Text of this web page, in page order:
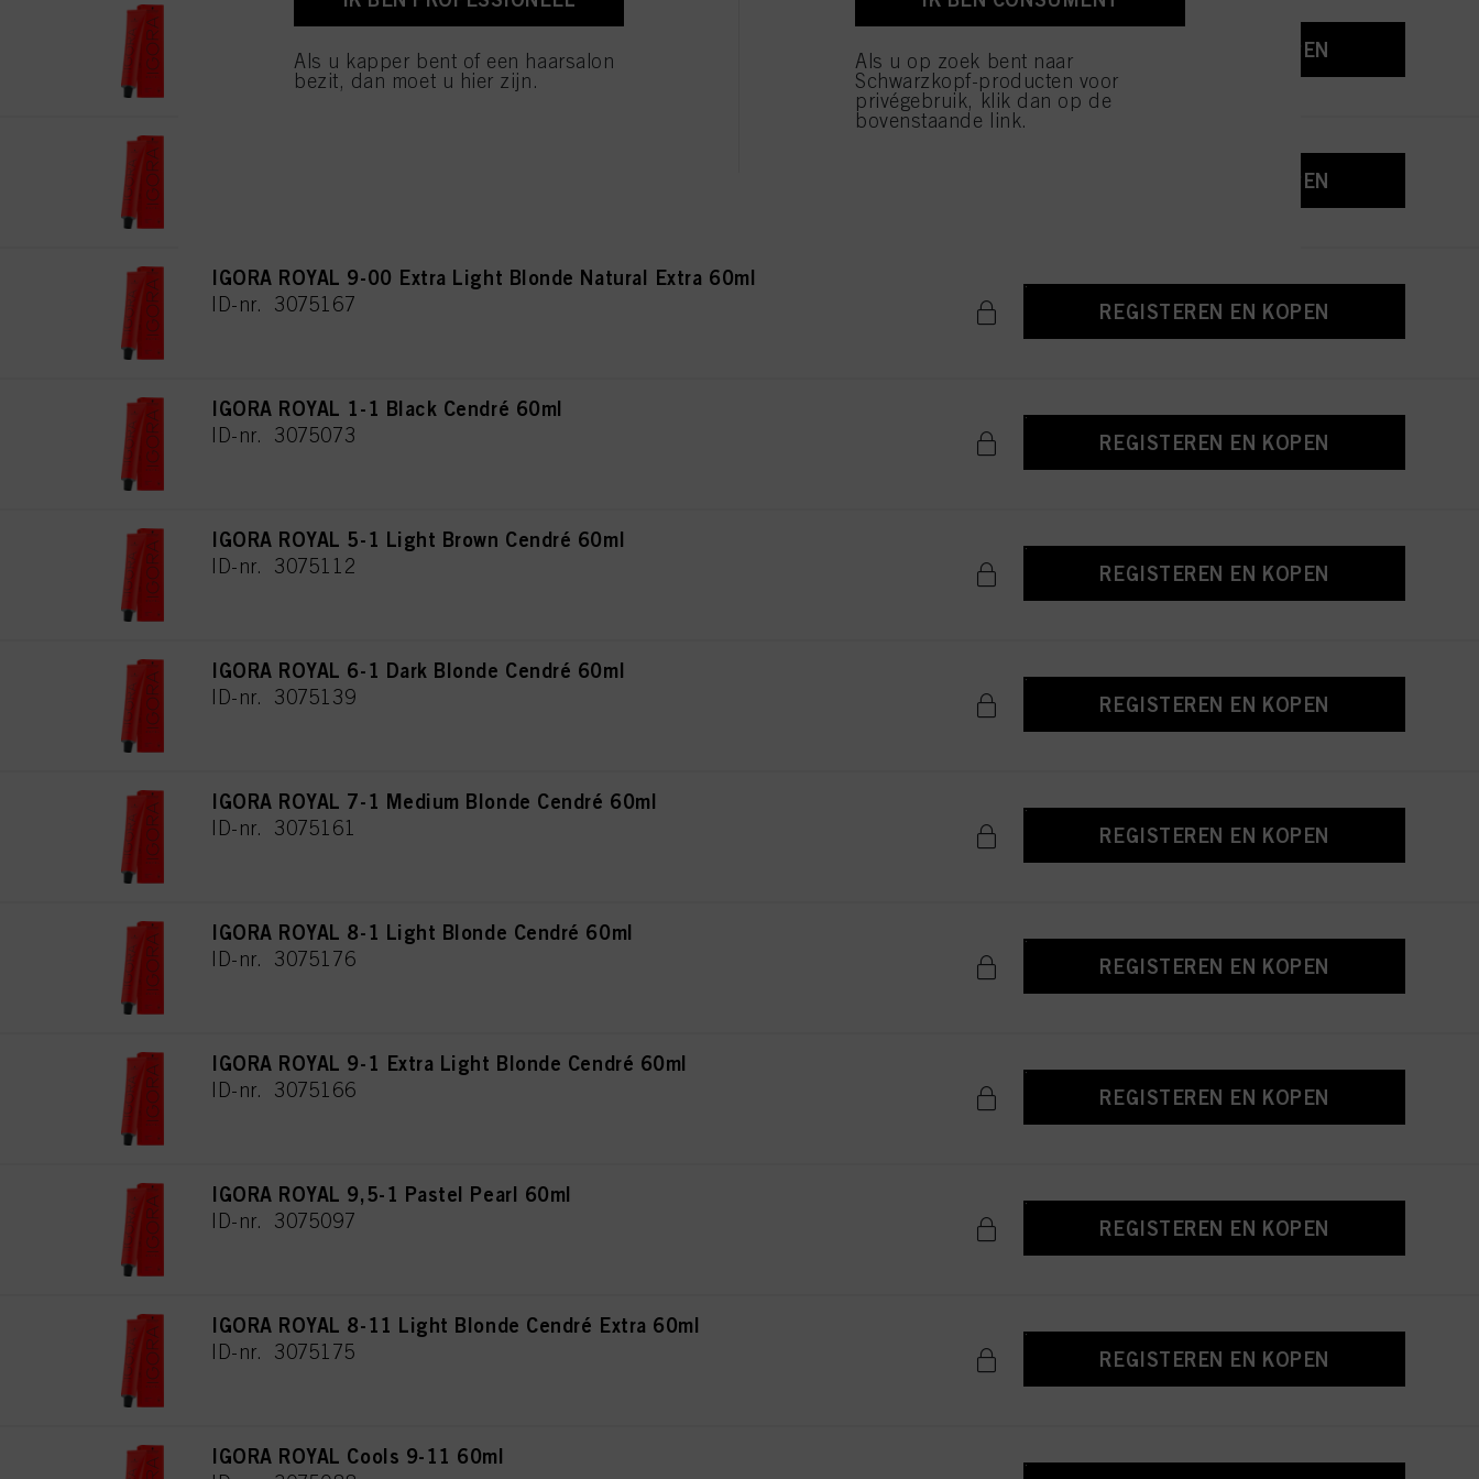
REGISTEREN EN KOPEN
REGISTEREN EN KOPEN
IGORA ROYAL 9-00 Extra Light Blonde Natural Extra 60ml
ID-nr. 3075167 REGISTEREN EN KOPEN
IGORA ROYAL 1-1 Black Cendré 60ml
ID-nr. 3075073 REGISTEREN EN KOPEN
IGORA ROYAL 5-1 Light Brown Cendré 60ml
ID-nr. 3075112 REGISTEREN EN KOPEN
IGORA ROYAL 6-1 Dark Blonde Cendré 60ml
ID-nr. 3075139 REGISTEREN EN KOPEN
IGORA ROYAL 7-1 Medium Blonde Cendré 60ml
ID-nr. 3075161 REGISTEREN EN KOPEN
IGORA ROYAL 8-1 Light Blonde Cendré 60ml
ID-nr. 3075176 REGISTEREN EN KOPEN
IGORA ROYAL 9-1 Extra Light Blonde Cendré 60ml
ID-nr. 3075166 REGISTEREN EN KOPEN
IGORA ROYAL 9,5-1 Pastel Pearl 60ml
ID-nr. 3075097 REGISTEREN EN KOPEN
IGORA ROYAL 8-11 Light Blonde Cendré Extra 60ml
ID-nr. 3075175 REGISTEREN EN KOPEN
IGORA ROYAL Cools 9-11 60ml
Als u kapper bent of een haarsalon
bezit, dan moet u hier zijn.
Als u op zoek bent naar
Schwarzkopf-producten voor
privégebruik, klik dan op de
bovenstaande link.
alleen cookies gebruikt die technisch noodzakelijk zijn om u deze website aan te kunnen bieden..